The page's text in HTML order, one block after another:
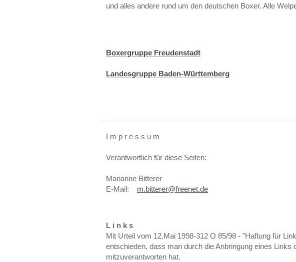
und alles andere rund um den deutschen Boxer. Alle
Boxergruppe Freudenstadt
Landesgruppe Baden-Württemberg
I m p r e s s u m
Verantwortlich für diese Seiten:
Marianne Bitterer
E-Mail: m.bitterer@freenet.de
L i n k s
Mit Urteil vom 12.Mai 1998-312 O 85/98 - "Haftung für
entschieden, dass man durch die Anbringung eines Links
mitzuverantworten hat.